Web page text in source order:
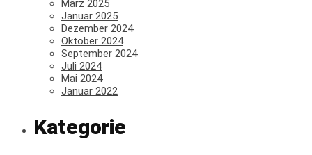
März 2025
Januar 2025
Dezember 2024
Oktober 2024
September 2024
Juli 2024
Mai 2024
Januar 2022
Kategorie